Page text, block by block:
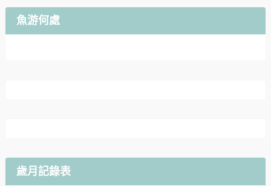
魚游何處
歲月記錄表